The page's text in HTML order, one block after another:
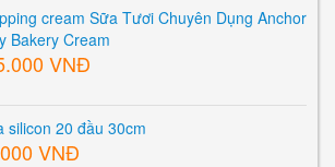
cream Sữa Tươi Chuyên Dụng Anchor
Bakery Cream
VNĐ
silicon 20 đầu 30cm
VNĐ